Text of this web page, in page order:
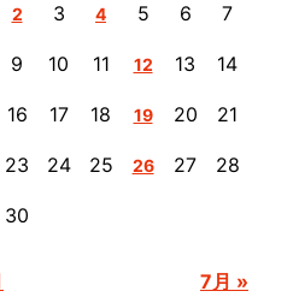
7月 »
2 3 4 5 6 7
9 10 11 12 13 14
16 17 18 19 20 21
23 24 25 26 27 28
30